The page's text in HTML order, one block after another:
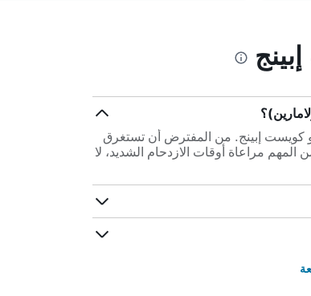
و كويست إبينج. من المفترض أن تستغرق
المرور العادية. من المهم مراعاة أوقات الازدحام الشديد، لا